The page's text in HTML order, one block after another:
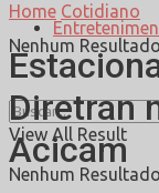
Nenhum Resultado
Nenhum Resultado
View All Result
Home Cotidiano
Diretran
Acicam